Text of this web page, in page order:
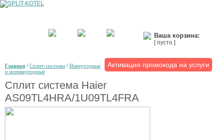
Ваша корзина:
[ пусто ]
Активация промокода на услуги
Главная / Сплит-системы / Инверторные
и неинверторные
Сплит система Haier
AS09TL4HRA/1U09TL4FRA